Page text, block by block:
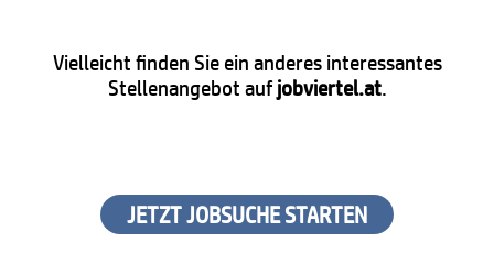
Vielleicht finden Sie ein anderes interessantes
Stellenangebot aufjobviertel.at.
JETZT JOBSUCHE STARTEN